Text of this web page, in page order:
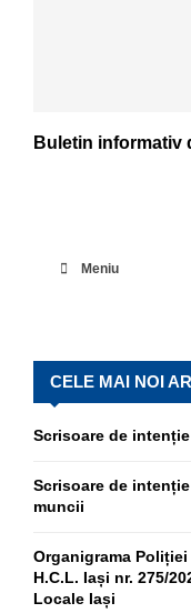
Buletin informativ
Meniu
CELE MAI NOI
Scrisoare de
Scrisoare de
muncii
Organigrama
H.C.L. Iași nr. 275/
Locale Iași